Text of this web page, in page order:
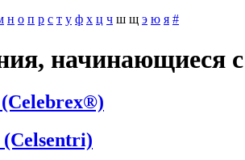
н о п р с т у ф х ц ч ш щ э ю я #
начинающиеся